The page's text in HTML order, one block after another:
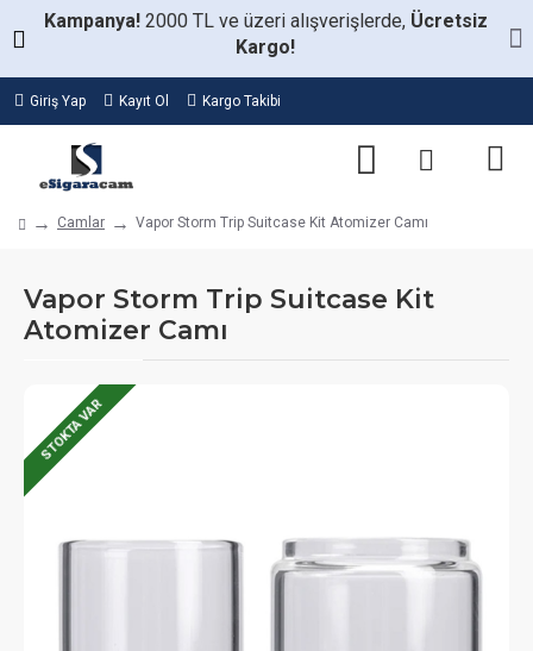
Kampanya! 2000 TL ve üzeri alışverişlerde, Ücretsiz
Kargo!
Giriş Yap Kayıt Ol Kargo Takibi
Camlar Vapor Storm Trip Suitcase Kit Atomizer Camı
Vapor Storm Trip Suitcase Kit
Atomizer Camı
STOKTA VAR